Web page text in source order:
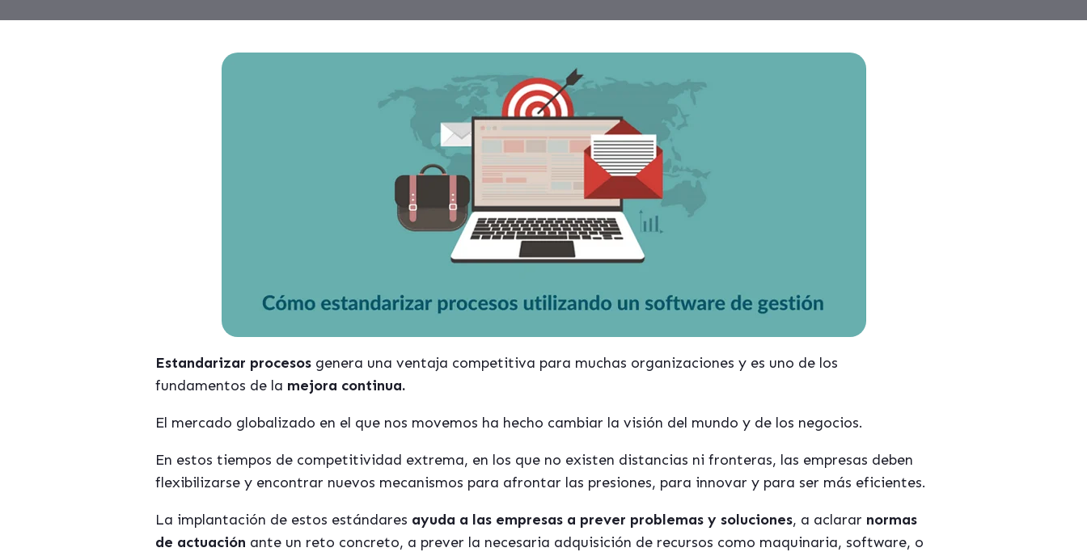
Estandarizar procesos genera una ventaja competitiva para muchas organizaciones y es uno de los
fundamentos de la mejora continua.
El mercado globalizado en el que nos movemos ha hecho cambiar la visión del mundo y de los negocios.
En estos tiempos de competitividad extrema, en los que no existen distancias ni fronteras, las empresas deben
flexibilizarse y encontrar nuevos mecanismos para afrontar las presiones, para innovar y para ser más eficientes.
La implantación de estos estándares ayuda a las empresas a prever problemas y soluciones, a aclarar normas
de actuación ante un reto concreto, a prever la necesaria adquisición de recursos como maquinaria, software, o